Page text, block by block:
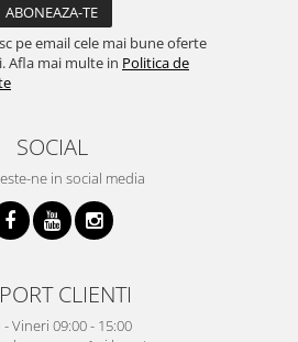
pe email cele mai bune oferte
Afla mai multe in Politica de
SOCIAL
ne in social media
CLIENTI
Vineri 09:00 - 15:00